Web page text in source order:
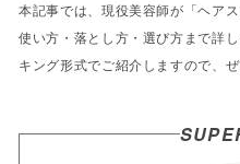
本記事では、現役美容師が「ヘア
使い方・落とし方・選び方まで詳
キング形式でご紹介しますので、